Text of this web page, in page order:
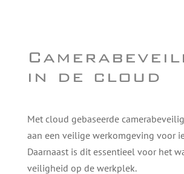
in de cloud
Met cloud gebaseerde
aan een veilige werkomgeving voor
Daarnaast is dit essentieel voor het
veiligheid op de werkplek.